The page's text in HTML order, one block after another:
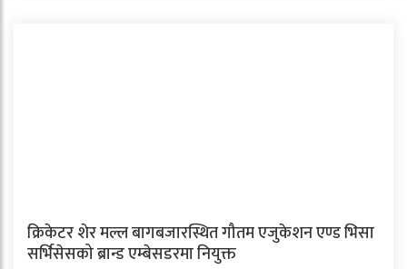
क्रिकेटर शेर मल्ल बागबजारस्थित गौतम एजुकेशन एण्ड भिसा
सर्भिसेसको ब्रान्ड एम्बेसडरमा नियुक्त